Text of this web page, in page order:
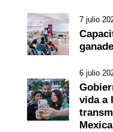
7 julio
6 julio
vida a